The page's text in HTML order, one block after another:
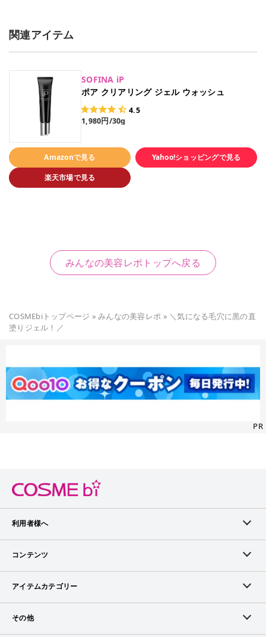
関連アイテム
SOFINA iP
ポア クリアリング ジェル ウォッシュ
4.5
1,980円/30g
Amazonで見る
Yahoo!ショッピングで見る
楽天市場で見る
みんなの美容レポトップへ戻る
COSMEbiトップページ »みんなの美容レポ » ＼気になる毛穴に黒の直
塗りジェル！／
PR
利用者様へ
メンバーログイン
メンバー会員について
アイテム掲載リクエスト
コンテンツ
ランキング
アイテムカテゴリー
スキンケア
その他